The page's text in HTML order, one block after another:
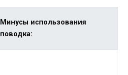
Минусы использования
поводка: